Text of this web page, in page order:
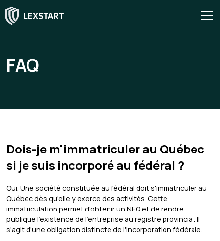
FAQ
Dois-je m'immatriculer au Québec
si je suis incorporé au fédéral ?
Oui. Une société constituée au fédéral doit s'immatriculer au
Québec dès qu'elle y exerce des activités. Cette
immatriculation permet d'obtenir un NEQ et de rendre
publique l'existence de l'entreprise au registre provincial. Il
s'agit d'une obligation distincte de l'incorporation fédérale.